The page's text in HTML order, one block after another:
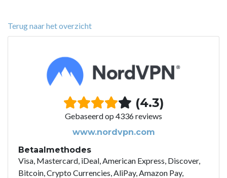
Terug naar het overzicht
(4.3)
Gebaseerd op 4336 reviews
www.nordvpn.com
Betaalmethodes
Visa, Mastercard, iDeal, American Express, Discover,
Bitcoin, Crypto Currencies, AliPay, Amazon Pay,